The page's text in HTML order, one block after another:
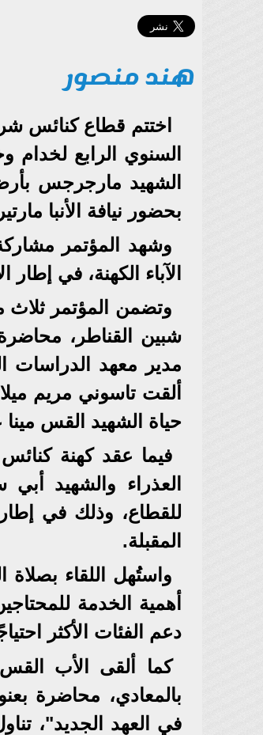
هند منصور
اختتم قطاع كنائس
السنوي الرابع لخدام
الشهيد مارجرجس
بحضور نيافة الأنبا
الآباء الكهنة، في
وتضمن المؤتمر ثلاث
شبين القناطر،
مدير معهد الدراسات
ألقت تاسوني مريم
حياة الشهيد القس
فيما عقد كهنة
العذراء والشهيد
للقطاع، وذلك في
المقبلة.
واستُهل اللقاء بصلاة
أهمية الخدمة
دعم الفئات الأكثر
كما ألقى الأب
بالمعادي، محاضرة
في العهد الجديد"،